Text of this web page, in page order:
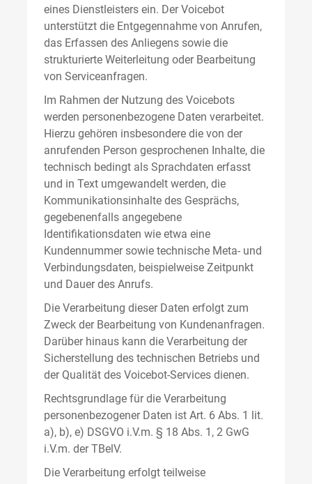
eines Dienstleisters ein. Der Voicebot
unterstützt die Entgegennahme von Anrufen,
das Erfassen des Anliegens sowie die
strukturierte Weiterleitung oder Bearbeitung
von Serviceanfragen.
Im Rahmen der Nutzung des Voicebots
werden personenbezogene Daten verarbeitet.
Hierzu gehören insbesondere die von der
anrufenden Person gesprochenen Inhalte, die
technisch bedingt als Sprachdaten erfasst
und in Text umgewandelt werden, die
Kommunikationsinhalte des Gesprächs,
gegebenenfalls angegebene
Identifikationsdaten wie etwa eine
Kundennummer sowie technische Meta- und
Verbindungsdaten, beispielweise Zeitpunkt
und Dauer des Anrufs.
Die Verarbeitung dieser Daten erfolgt zum
Zweck der Bearbeitung von Kundenanfragen.
Darüber hinaus kann die Verarbeitung der
Sicherstellung des technischen Betriebs und
der Qualität des Voicebot-Services dienen.
Rechtsgrundlage für die Verarbeitung
personenbezogener Daten ist Art. 6 Abs. 1 lit.
a), b), e) DSGVO i.V.m. § 18 Abs. 1, 2 GwG
i.V.m. der TBelV.
Die Verarbeitung erfolgt teilweise